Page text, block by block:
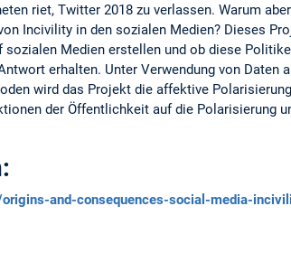
riet, Twitter 2018 zu verlassen. Warum
Incivility in den sozialen Medien? Dieses
Medien erstellen und ob diese
erhalten. Unter Verwendung von Daten
wird das Projekt die affektive
der Öffentlichkeit auf die Polarisierung
and-consequences-social-media-